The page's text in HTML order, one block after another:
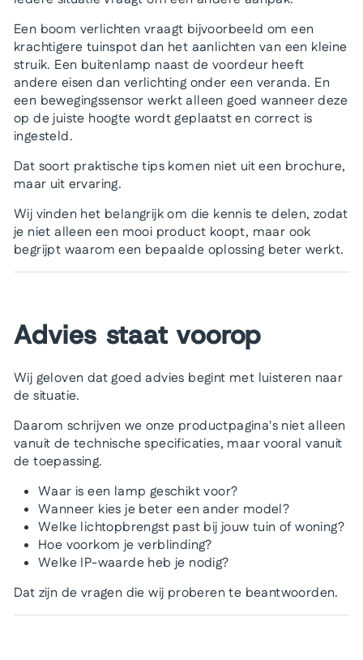
Een boom verlichten vraagt bijvoorbeeld om een
krachtigere tuinspot dan het aanlichten van een kleine
struik. Een buitenlamp naast de voordeur heeft
andere eisen dan verlichting onder een veranda. En
een bewegingssensor werkt alleen goed wanneer deze
op de juiste hoogte wordt geplaatst en correct is
ingesteld.
Dat soort praktische tips komen niet uit een brochure,
maar uit ervaring.
Wij vinden het belangrijk om die kennis te delen, zodat
je niet alleen een mooi product koopt, maar ook
begrijpt waarom een bepaalde oplossing beter werkt.
Advies staat voorop
Wij geloven dat goed advies begint met luisteren naar
de situatie.
Daarom schrijven we onze productpagina's niet alleen
vanuit de technische specificaties, maar vooral vanuit
de toepassing.
Waar is een lamp geschikt voor?
Wanneer kies je beter een ander model?
Welke lichtopbrengst past bij jouw tuin of woning?
Hoe voorkom je verblinding?
Welke IP-waarde heb je nodig?
Dat zijn de vragen die wij proberen te beantwoorden.